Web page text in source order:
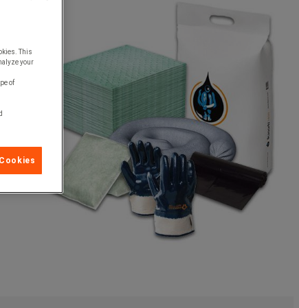
This
your
of